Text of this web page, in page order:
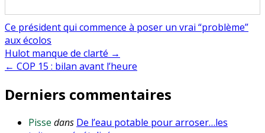
Ce président qui commence à poser un vrai “problème”
aux écolos
Navigation
de
l’article
Hulot manque de clarté →
← COP 15 : bilan avant l’heure
Derniers commentaires
Pisse dans De l’eau potable pour arroser…les